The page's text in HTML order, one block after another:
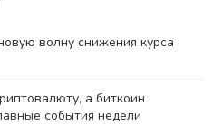
волну снижения курса
а биткоин
события недели